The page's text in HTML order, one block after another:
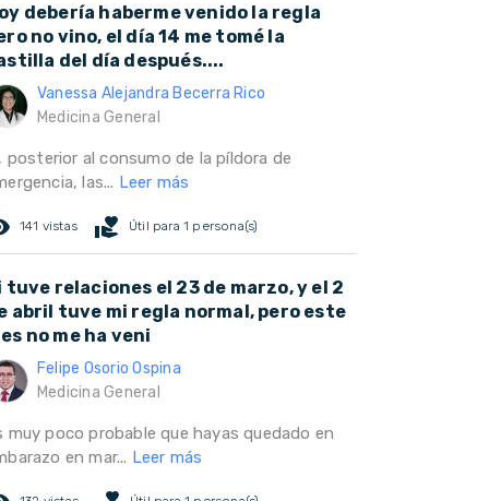
debería haberme venido la regla
no vino, el día 14 me tomé la
del día después....
Vanessa Alejandra Becerra Rico
Medicina General
posterior al consumo de la píldora de
las... Leer más
141 vistas volunteer_activism Útil para 1 persona(s)
tuve relaciones el 23 de marzo, y el 2
abril tuve mi regla normal, pero este
no me ha veni
Felipe Osorio Ospina
Medicina General
muy poco probable que hayas quedado en
en mar... Leer más